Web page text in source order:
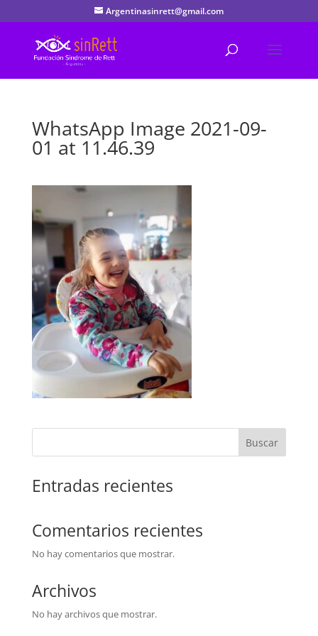
Argentinasinrett@gmail.com
WhatsApp Image 2021-09-
01 at 11.46.39
Buscar
Entradas recientes
Comentarios recientes
No hay comentarios que mostrar.
Archivos
No hay archivos que mostrar.